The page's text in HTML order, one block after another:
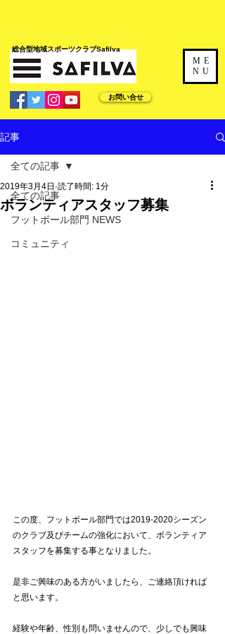
​総合型地域スポーツクラブSafilva
お問い合せ
ME
NU
記事
全ての記事
フットボール部門 NEWS
コミュニティ
全ての記事
ボランティアスタッフ募集
2019年3月4日 読了時間: 1分
この度、フットボール部門では2019-2020シーズン
のクラブ及びチームの強化において、ボランティア
スタッフを募集する事となりました。
是非ご興味のある方がいましたら、ご連絡頂ければ
と思います。
経験や年齢、性別も問いませんので、少しでも興味